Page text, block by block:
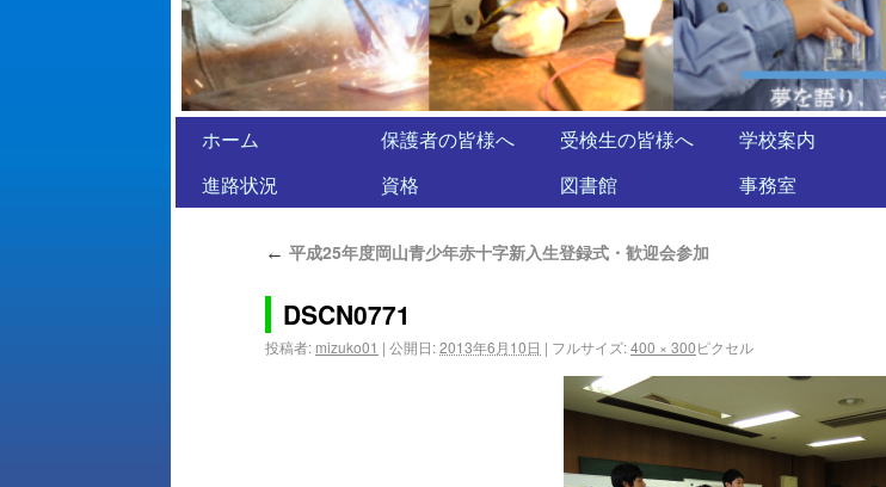
ホーム 保護者の皆様へ 受検生の皆様へ 学校案内
進路状況
資格 図書館 事務室
← 平成25年度岡山青少年赤十字新入生登録式・歓迎会参加
DSCN0771
投稿者: mizuko01 | 公開日:2013年6月10日 | フルサイズ:400 × 300ピクセル